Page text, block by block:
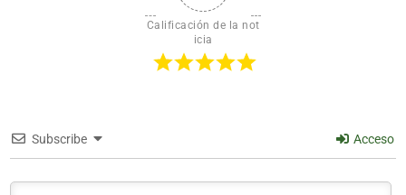
Calificación de la not
icia
Subscribe Acceso